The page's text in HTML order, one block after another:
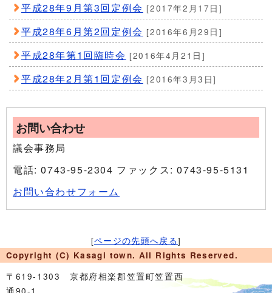
平成28年9月第3回定例会 [2017年2月17日]
平成28年6月第2回定例会 [2016年6月29日]
平成28年第1回臨時会 [2016年4月21日]
平成28年2月第1回定例会 [2016年3月3日]
お問い合わせ
議会事務局
電話: 0743-95-2304 ファックス: 0743-95-5131
お問い合わせフォーム
[ページの先頭へ戻る]
Copyright (C) Kasagi town. All Rights Reserved.
〒619-1303 京都府相楽郡笠置町笠置西
通90-1